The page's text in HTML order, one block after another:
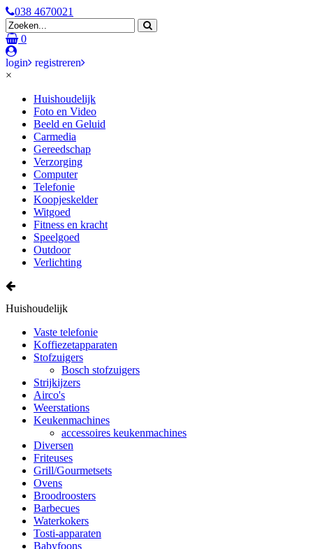
038 4670021
0
login
registreren
×
Huishoudelijk
Foto en Video
Beeld en Geluid
Carmedia
Gereedschap
Verzorging
Computer
Telefonie
Koopjeskelder
Witgoed
Fitness en kracht
Speelgoed
Outdoor
Verlichting
Huishoudelijk
Vaste telefonie
Koffiezetapparaten
Stofzuigers
Bosch stofzuigers
Strijkijzers
Airco's
Weerstations
Keukenmachines
accessoires keukenmachines
Diversen
Friteuses
Grill/Gourmetsets
Ovens
Broodroosters
Barbecues
Waterkokers
Tosti-apparaten
Babyfoons